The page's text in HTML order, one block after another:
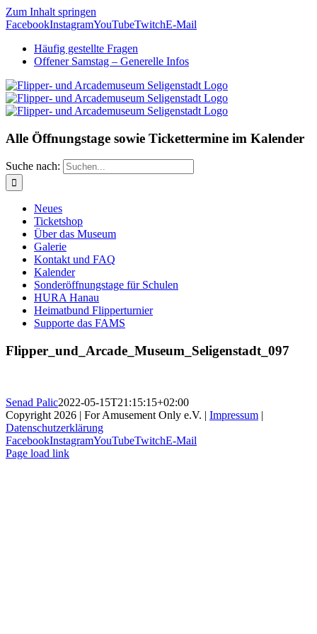
Zum Inhalt springen
FacebookInstagramYouTubeTwitchE-Mail
Häufig gestellte Fragen
Offener Samstag – Generelle Infos
Alle Öffnungstage sowie Tickettermine im Kalender
Suche nach:
Neues
Ticketshop
Über das Museum
Galerie
Kontakt und FAQ
Kalender
Sonderöffnungstage für Schulen
HURA Hanau
Heimatbund Flipperturnier
Supporte das FAMS
Flipper_und_Arcade_Museum_Seligenstadt_097
Senad Palic2022-05-15T21:15:15+02:00
Copyright 2026 | For Amusement Only e.V. | Impressum |
Datenschutzerklärung
FacebookInstagramYouTubeTwitchE-Mail
Page load link